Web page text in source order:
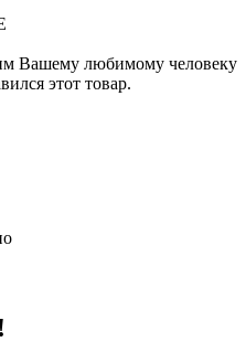
Вашему любимому человеку
этот товар.